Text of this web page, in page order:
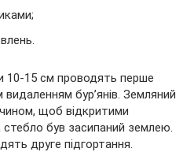
10-15 см проводять перше
бур’янів. Земляний
щоб відкритими
був засипаний землею.
друге підгортання.